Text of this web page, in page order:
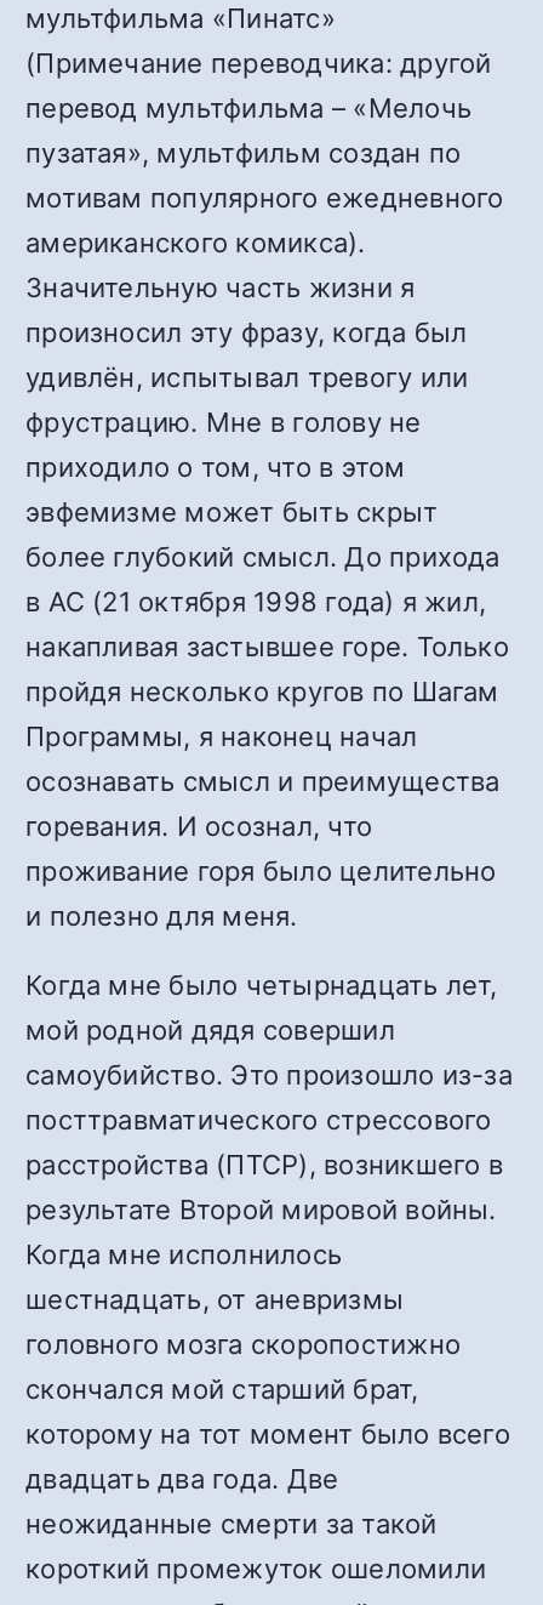
мультфильма «Пинатс»
(Примечание переводчика: другой
перевод мультфильма – «Мелочь
пузатая», мультфильм создан по
мотивам популярного ежедневного
американского комикса).
Значительную часть жизни я
произносил эту фразу, когда был
удивлён, испытывал тревогу или
фрустрацию. Мне в голову не
приходило о том, что в этом
эвфемизме может быть скрыт
более глубокий смысл. До прихода
в АС (21 октября 1998 года) я жил,
накапливая застывшее горе. Только
пройдя несколько кругов по Шагам
Программы, я наконец начал
осознавать смысл и преимущества
горевания. И осознал, что
проживание горя было целительно
и полезно для меня.
Когда мне было четырнадцать лет,
мой родной дядя совершил
самоубийство. Это произошло из-за
посттравматического стрессового
расстройства (ПТСР), возникшего в
результате Второй мировой войны.
Когда мне исполнилось
шестнадцать, от аневризмы
головного мозга скоропостижно
скончался мой старший брат,
которому на тот момент было всего
двадцать два года. Две
неожиданные смерти за такой
короткий промежуток ошеломили